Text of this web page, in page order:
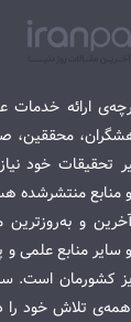
ارائه
محققین،
تحقیقات خود
منابع منتشرشده
و به‌روزترین
سایر منابع علمی
کشورمان است.
همه‌ی تلاش خود را